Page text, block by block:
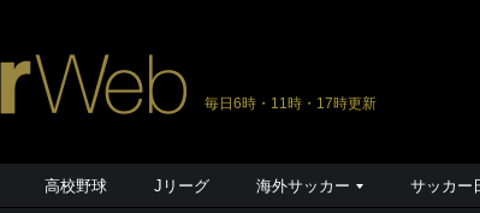
毎日6時・11時・17時更新
高校野球 Jリーグ 海外サッカー サッカー